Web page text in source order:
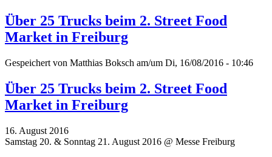
Über 25 Trucks beim 2. Street Food
Market in Freiburg
Gespeichert von Matthias Boksch am/um Di, 16/08/2016 - 10:46
Über 25 Trucks beim 2. Street Food
Market in Freiburg
16. August 2016
Samstag 20. & Sonntag 21. August 2016 @ Messe Freiburg